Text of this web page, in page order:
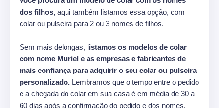
dos filhos, aqui também listamos essa opção, com
colar ou pulseira para 2 ou 3 nomes de filhos.
Sem mais delongas, listamos os modelos de colar
com nome Muriel e as empresas e fabricantes de
mais confiança para adquirir o seu colar ou pulseira
personalizado. Lembramos que o tempo entre o pedido
e a chegada do colar em sua casa é em média de 30 a
60 dias após a confirmação do pedido e dos nomes.